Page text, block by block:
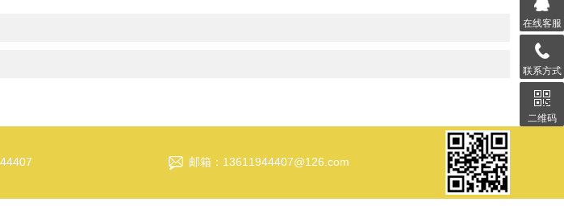
邮箱：13611944407@126.com
在线客服
联系方式
二维码